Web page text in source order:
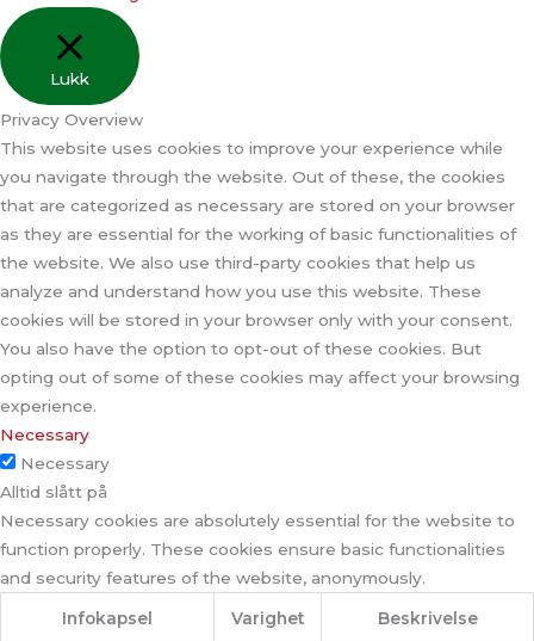
Lukk
Privacy Overview
This website uses cookies to improve your experience while
you navigate through the website. Out of these, the cookies
that are categorized as necessary are stored on your browser
as they are essential for the working of basic functionalities of
the website. We also use third-party cookies that help us
analyze and understand how you use this website. These
cookies will be stored in your browser only with your consent.
You also have the option to opt-out of these cookies. But
opting out of some of these cookies may affect your browsing
experience.
Necessary
Necessary
Alltid slått på
Necessary cookies are absolutely essential for the website to
function properly. These cookies ensure basic functionalities
and security features of the website, anonymously.
Infokapsel Varighet Beskrivelse